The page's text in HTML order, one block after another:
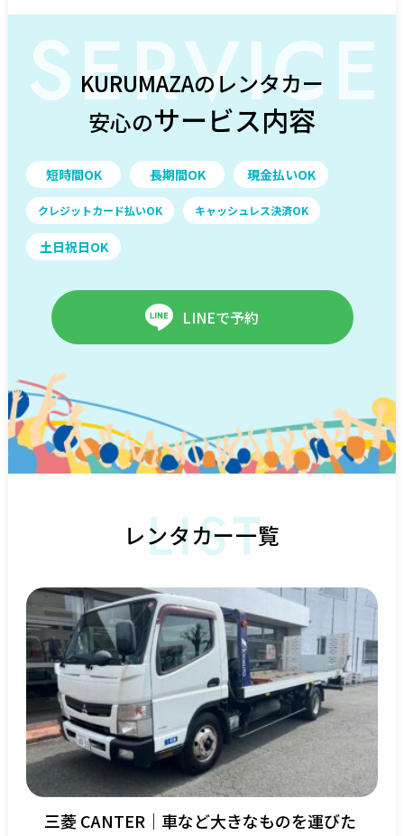
KURUMAZAのレンタカー
安心のサービス内容
SERVICE
短時間OK 長期間OK 現金払いOK
クレジットカード払いOK キャッシュレス決済OK
土日祝日OK
LINEで予約
レンタカー一覧
LIST
三菱 CANTER｜車など大きなものを運びた